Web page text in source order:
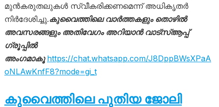
മുൻകരുതലുകൾ സ്വീകരിക്കണമെന്ന് അധികൃതർ
നിർദേശിച്ചു.കുവൈത്തിലെ വാർത്തകളും തൊഴിൽ
അവസരങ്ങളും അതിവേഗം അറിയാൻ വാട്സ്ആപ്പ്
ഗ്രൂപ്പിൽ
അംഗമാകൂ https://chat.whatsapp.com/J8DppBWsXPaA
oNLAwKnfF8?mode=gi_t
കുവൈത്തിലെ പുതിയ ജോലി